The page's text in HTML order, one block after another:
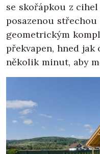
se skořápkou z
posazenou
geometrickým
překvapen, hned
několik minut, aby